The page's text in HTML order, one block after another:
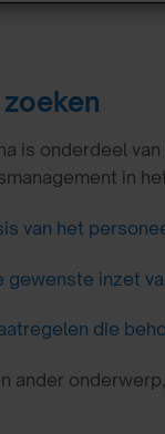
is onderdeel
in
van het
gewenste inzet
die
ander